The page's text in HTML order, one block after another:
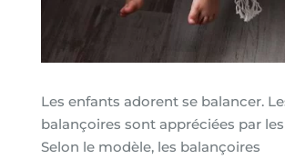
Les enfants adorent se balancer.
balançoires sont appréciées par
Selon le modèle, les balançoires